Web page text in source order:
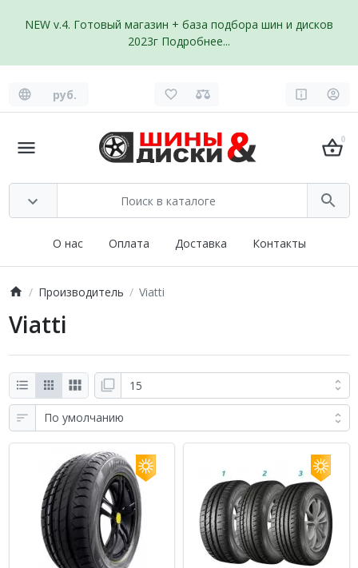
NEW v.4. Готовый магазин + база подбора шин и дисков
2023г Подробнее...
руб.
0
О нас Оплата Доставка Контакты
Производитель Viatti
Viatti